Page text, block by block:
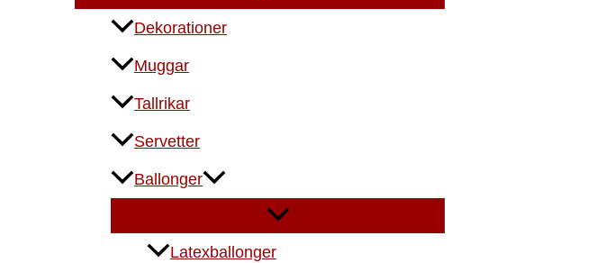
Dekorationer
Muggar
Tallrikar
Servetter
Ballonger
Latexballonger